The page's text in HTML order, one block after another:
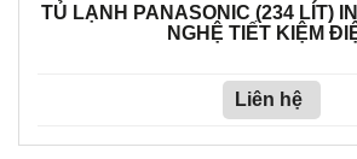
TỦ LẠNH PANASONIC (234 LÍT)
NGHỆ TIẾT KIỆM
Liên hệ